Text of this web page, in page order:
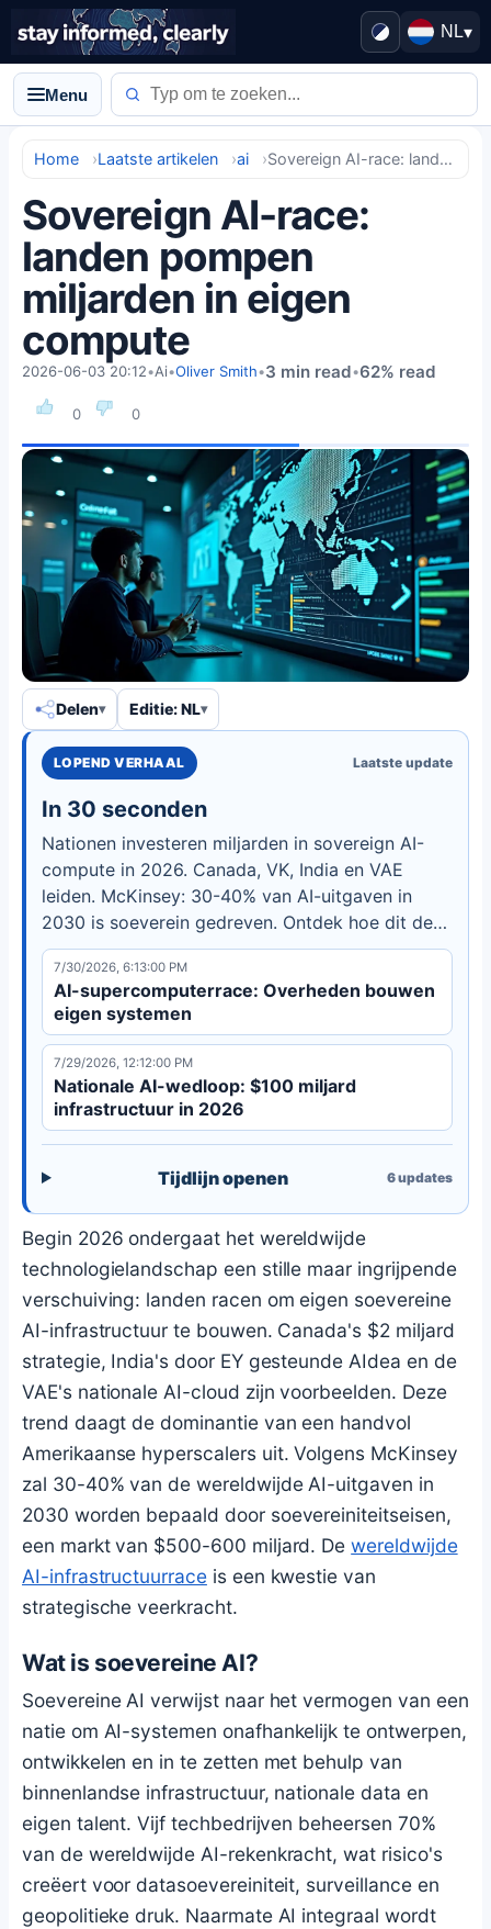
NL▾
Menu
Home Laatste artikelen ai Sovereign AI-race: landen pompen miljarden in eigen compute
Sovereign AI-race:
landen pompen
miljarden in eigen
compute
0 0
2026-06-03 20:12•Ai•Oliver Smith•3 min read•62% read
Delen Editie: NL
LOPEND VERHAAL Laatste update
In 30 seconden
Nationen investeren miljarden in sovereign AI-
compute in 2026. Canada, VK, India en VAE
leiden. McKinsey: 30-40% van AI-uitgaven in
2030 is soeverein gedreven. Ontdek hoe dit de
technologiemacht hervormt.
7/30/2026, 6:13:00 PM
AI-supercomputerrace: Overheden bouwen
eigen systemen
7/29/2026, 12:12:00 PM
Nationale AI-wedloop: $100 miljard
infrastructuur in 2026
Tijdlijn openen 6updates
Begin 2026 ondergaat het wereldwijde
technologielandschap een stille maar ingrijpende
verschuiving: landen racen om eigen soevereine
AI-infrastructuur te bouwen. Canada's $2 miljard
strategie, India's door EY gesteunde AIdea en de
VAE's nationale AI-cloud zijn voorbeelden. Deze
trend daagt de dominantie van een handvol
Amerikaanse hyperscalers uit. Volgens McKinsey
zal 30-40% van de wereldwijde AI-uitgaven in
2030 worden bepaald door soevereiniteitseisen,
een markt van $500-600 miljard. Dewereldwijde
AI-infrastructuurraceis een kwestie van
strategische veerkracht.
Wat is soevereine AI?
Soevereine AI verwijst naar het vermogen van een
natie om AI-systemen onafhankelijk te ontwerpen,
ontwikkelen en in te zetten met behulp van
binnenlandse infrastructuur, nationale data en
eigen talent. Vijf techbedrijven beheersen 70%
van de wereldwijde AI-rekenkracht, wat risico's
creëert voor datasoevereiniteit, surveillance en
geopolitieke druk. Naarmate AI integraal wordt